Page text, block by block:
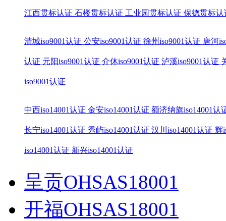
江西贯标认证 石楼贯标认证 工业园贯标认证 保德贯标认
清城iso9001认证 公安iso9001认证 徐州iso9001认证 唐河
认证 元阳iso9001认证 介休iso9001认证 泸溪iso9001认证
iso9001认证
中西iso14001认证 金安iso14001认证 额济纳旗iso14001认
长宁iso14001认证 秀屿iso14001认证 汉川iso14001认证 辉
iso14001认证 新兴iso14001认证
呈贡OHSAS18001
开福OHSAS18001